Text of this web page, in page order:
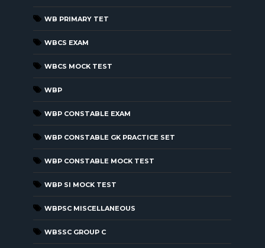
WB PRIMARY TET
WBCS EXAM
WBCS MOCK TEST
WBP
WBP CONSTABLE EXAM
WBP CONSTABLE GK PRACTICE SET
WBP CONSTABLE MOCK TEST
WBP SI MOCK TEST
WBPSC MISCELLANEOUS
WBSSC GROUP C